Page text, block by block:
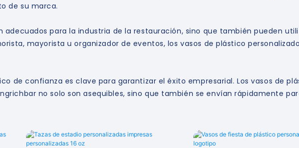
de su marca.
adecuados para la industria de la restauración, sino que también pueden
mayorista u organizador de eventos, los vasos de plástico
de confianza es clave para garantizar el éxito empresarial. Los vasos de
no solo son asequibles, sino que también se envían rápidamente